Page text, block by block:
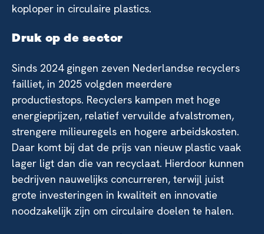
koploper in circulaire plastics.
Druk op de sector
Sinds 2024 gingen zeven Nederlandse recyclers
failliet, in 2025 volgden meerdere
productiestops. Recyclers kampen met hoge
energieprijzen, relatief vervuilde afvalstromen,
strengere milieuregels en hogere arbeidskosten.
Daar komt bij dat de prijs van nieuw plastic vaak
lager ligt dan die van recyclaat. Hierdoor kunnen
bedrijven nauwelijks concurreren, terwijl juist
grote investeringen in kwaliteit en innovatie
noodzakelijk zijn om circulaire doelen te halen.